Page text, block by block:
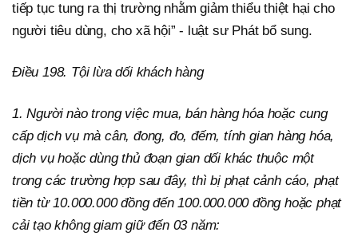
tiếp tục tung ra thị trường nhằm giảm thiểu thiệt hại cho
người tiêu dùng, cho xã hội” - luật sư Phát bổ sung.
Điều 198. Tội lừa dối khách hàng
1. Người nào trong việc mua, bán hàng hóa hoặc cung
cấp dịch vụ mà cân, đong, đo, đếm, tính gian hàng hóa,
dịch vụ hoặc dùng thủ đoạn gian dối khác thuộc một
trong các trường hợp sau đây, thì bị phạt cảnh cáo, phạt
tiền từ 10.000.000 đồng đến 100.000.000 đồng hoặc phạt
cải tạo không giam giữ đến 03 năm: